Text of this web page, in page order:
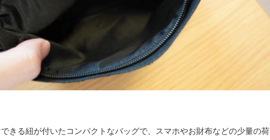
きる紐が付いたコンパクトなバッグで、スマホやお財布などの少量の荷